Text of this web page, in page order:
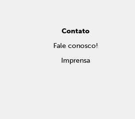
Contato
Fale conosco!
Imprensa